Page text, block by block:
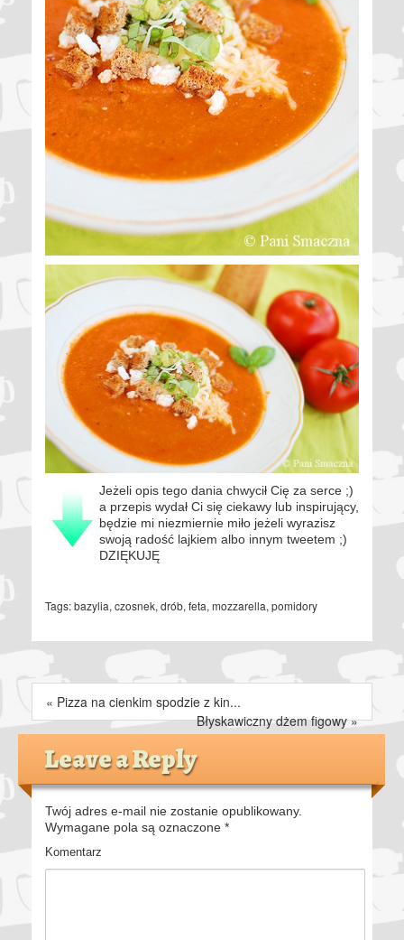
Jeżeli opis tego dania chwycił Cię za serce ;)
a przepis wydał Ci się ciekawy lub inspirujący,
będzie mi niezmiernie miło jeżeli wyrazisz
swoją radość lajkiem albo innym tweetem ;)
DZIĘKUJĘ
Tags:bazylia, czosnek, drób, feta, mozzarella, pomidory
« Pizza na cienkim spodzie z kin...
Błyskawiczny dżem figowy»
Leave a Reply
Twój adres e-mail nie zostanie opublikowany.
Wymagane pola są oznaczone *
Komentarz